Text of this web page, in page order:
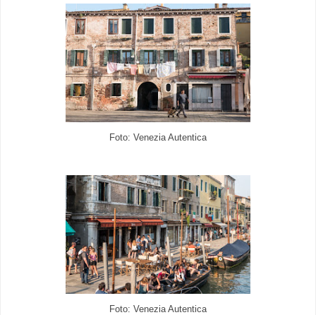
Foto: Venezia Autentica
Foto: Venezia Autentica